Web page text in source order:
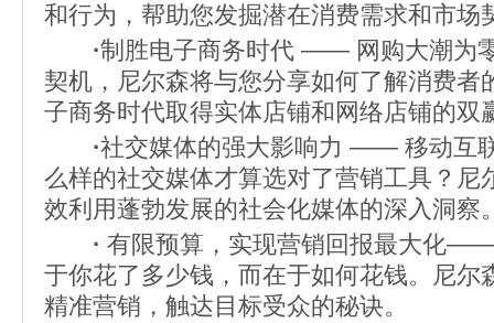
和行为，帮助您发掘潜在消费需求和市场
·制胜电子商务时代 —— 网购大潮为
契机，尼尔森将与您分享如何了解消费者
子商务时代取得实体店铺和网络店铺的双
·社交媒体的强大影响力 —— 移动互
么样的社交媒体才算选对了营销工具？尼
效利用蓬勃发展的社会化媒体的深入洞察
· 有限预算，实现营销回报最大化
于你花了多少钱，而在于如何花钱。尼尔
精准营销，触达目标受众的秘诀。